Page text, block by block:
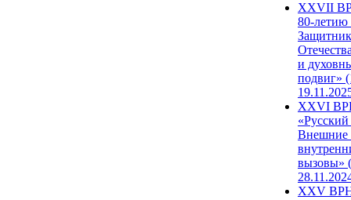
ХХVII
80-
и
подвиг»
XXVI
Внешние
вызовы»
XXV